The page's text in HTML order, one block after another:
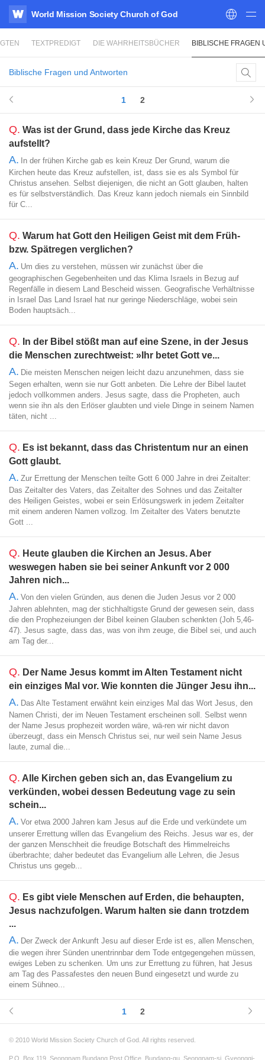
WATV
World Mission Society Church of God
TEXTPREDIGT DIE WAHRHEITSBÜCHER BIBLISCHE FRAGEN
Biblische Fragen und Antworten
1 2
Q. Was ist der Grund, dass jede Kirche das Kreuz
aufstellt?
A. In der frühen Kirche gab es kein Kreuz Der Grund, warum die
Kirchen heute das Kreuz aufstellen, ist, dass sie es als Symbol für
Christus ansehen. Selbst diejenigen, die nicht an Gott glauben, halten
es für selbstverständlich. Das Kreuz kann jedoch niemals ein Sinnbild
für C...
Q. Warum hat Gott den Heiligen Geist mit dem Früh-
bzw. Spätregen verglichen?
A. Um dies zu verstehen, müssen wir zunächst über die
geographischen Gegebenheiten und das Klima Israels in Bezug auf
Regenfälle in diesem Land Bescheid wissen. Geografische Verhältnisse
in Israel Das Land Israel hat nur geringe Niederschläge, wobei sein
Boden hauptsäch...
Q. In der Bibel stößt man auf eine Szene, in der Jesus
die Menschen zurechtweist: »Ihr betet Gott ve...
A. Die meisten Menschen neigen leicht dazu anzunehmen, dass sie
Segen erhalten, wenn sie nur Gott anbeten. Die Lehre der Bibel lautet
jedoch vollkommen anders. Jesus sagte, dass die Propheten, auch
wenn sie ihn als den Erlöser glaubten und viele Dinge in seinem Namen
täten, nicht ...
Q. Es ist bekannt, dass das Christentum nur an einen
Gott glaubt.
A. Zur Errettung der Menschen teilte Gott 6 000 Jahre in drei Zeitalter:
Das Zeitalter des Vaters, das Zeitalter des Sohnes und das Zeitalter
des Heiligen Geistes, wobei er sein Erlösungswerk in jedem Zeitalter
mit einem anderen Namen vollzog. Im Zeitalter des Vaters benutzte
Gott ...
Q. Heute glauben die Kirchen an Jesus. Aber
weswegen haben sie bei seiner Ankunft vor 2 000
Jahren nich...
A. Von den vielen Gründen, aus denen die Juden Jesus vor 2 000
Jahren ablehnten, mag der stichhaltigste Grund der gewesen sein, dass
die den Prophezeiungen der Bibel keinen Glauben schenkten (Joh 5,46-
47). Jesus sagte, dass das, was von ihm zeuge, die Bibel sei, und auch
am Tag der...
Q. Der Name Jesus kommt im Alten Testament nicht
ein einziges Mal vor. Wie konnten die Jünger Jesu ihn...
A. Das Alte Testament erwähnt kein einziges Mal das Wort Jesus, den
Namen Christi, der im Neuen Testament erscheinen soll. Selbst wenn
der Name Jesus prophezeit worden wäre, wä-ren wir nicht davon
überzeugt, dass ein Mensch Christus sei, nur weil sein Name Jesus
laute, zumal die...
Q. Alle Kirchen geben sich an, das Evangelium zu
verkünden, wobei dessen Bedeutung vage zu sein
schein...
A. Vor etwa 2000 Jahren kam Jesus auf die Erde und verkündete um
unserer Errettung willen das Evangelium des Reichs. Jesus war es, der
der ganzen Menschheit die freudige Botschaft des Himmelreichs
überbrachte; daher bedeutet das Evangelium alle Lehren, die Jesus
Christus uns gegeb...
Q. Es gibt viele Menschen auf Erden, die behaupten,
Jesus nachzufolgen. Warum halten sie dann trotzdem
...
A. Der Zweck der Ankunft Jesu auf dieser Erde ist es, allen Menschen,
die wegen ihrer Sünden unentrinnbar dem Tode entgegengehen müssen,
ewiges Leben zu schenken. Um uns zur Errettung zu führen, hat Jesus
am Tag des Passafestes den neuen Bund eingesetzt und wurde zu
einem Sühneo...
1 2
© 2010 World Mission Society Church of God. All rights reserved.
P.O. Box 119, Seongnam Bundang Post Office, Bundang-gu, Seongnam-si, Gyeonggi-